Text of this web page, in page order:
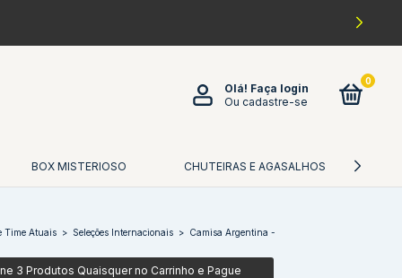
Olá! Faça login
Ou cadastre-se
0
BOX MISTERIOSO CHUTEIRAS E AGASALHOS
Time Atuais > Seleções Internacionais > Camisa Argentina -